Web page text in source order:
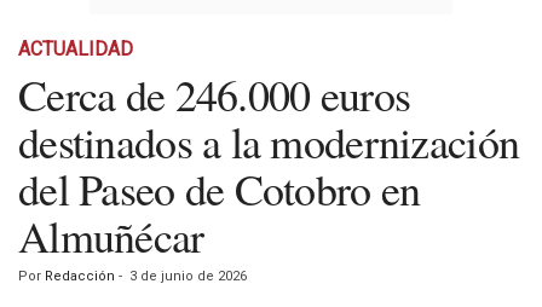
ACTUALIDAD
Cerca de 246.000 euros
destinados a la modernización
del Paseo de Cotobro en
Almuñécar
Por Redacción - 3 de junio de 2026